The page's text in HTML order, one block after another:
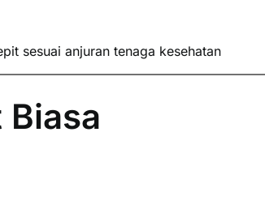
sesuai anjuran tenaga kesehatan